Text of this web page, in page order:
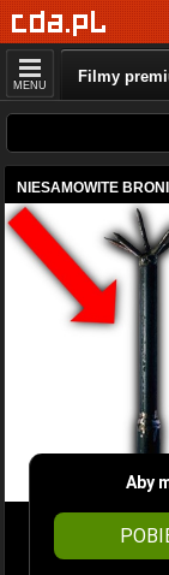
MENU Filmy
NIESAMOWITE
Aby